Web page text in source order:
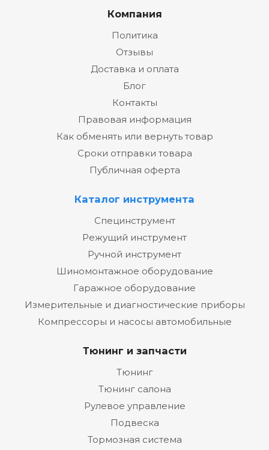
Компания
Политика
Отзывы
Доставка и оплата
Блог
Контакты
Правовая информация
Как обменять или вернуть товар
Сроки отправки товара
Публичная оферта
Каталог инструмента
Специнструмент
Режущий инструмент
Ручной инструмент
Шиномонтажное оборудование
Гаражное оборудование
Измерительные и диагностические приборы
Компрессоры и насосы автомобильные
Тюнинг и запчасти
Тюнинг
Тюнинг салона
Рулевое управление
Подвеска
Тормозная система